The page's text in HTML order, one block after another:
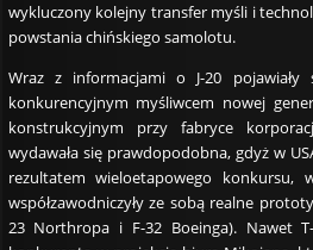
wykluczony kolejny transfer myśli i
powstania chińskiego samolotu.
Wraz z informacjami o J-20
konkurencyjnym myśliwcem nowej
konstrukcyjnym przy fabryce
wydawała się prawdopodobna, gdyż w
rezultatem wieloetapowego konkursu,
współzawodniczyły ze sobą realne
23 Northropa i F-32 Boeinga). Nawet